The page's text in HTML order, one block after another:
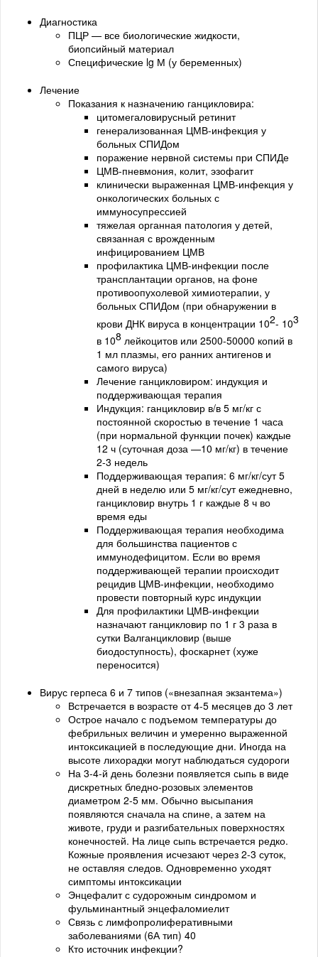
Диагностика
ПЦР — все биологические жидкости,
биопсийный материал
Специфические lg М (у беременных)
Лечение
Показания к назначению ганцикловира:
цитомегаловирусный ретинит
генерализованная ЦМВ-инфекция у
больных СПИДом
поражение нервной системы при СПИДе
ЦМВ-пневмония, колит, эзофагит
клинически выраженная ЦМВ-инфекция у
онкологических больных с
иммуносупрессией
тяжелая органная патология у детей,
связанная с врожденным
инфицированием ЦМВ
профилактика ЦМВ-инфекции после
трансплантации органов, на фоне
противоопухолевой химиотерапии, у
больных СПИДом (при обнаружении в
крови ДНК вируса в концентрации 102- 103
в 108 лейкоцитов или 2500-50000 копий в
1 мл плазмы, его ранних антигенов и
самого вируса)
Лечение ганцикловиром: индукция и
поддерживающая терапия
Индукция: ганцикловир в/в 5 мг/кг с
постоянной скоростью в течение 1 часа
(при нормальной функции почек) каждые
12 ч (суточная доза —10 мг/кг) в течение
2-3 недель
Поддерживающая терапия: 6 мг/кг/сут 5
дней в неделю или 5 мг/кг/сут ежедневно,
ганцикловир внутрь 1 г каждые 8 ч во
время еды
Поддерживающая терапия необходима
для большинства пациентов с
иммунодефицитом. Если во время
поддерживающей терапии происходит
рецидив ЦМВ-инфекции, необходимо
провести повторный курс индукции
Для профилактики ЦМВ-инфекции
назначают ганцикловир по 1 г 3 раза в
сутки Валганцикловир (выше
биодоступность), фоскарнет (хуже
переносится)
Вирус герпеса 6 и 7 типов («внезапная экзантема»)
Встречается в возрасте от 4-5 месяцев до 3 лет
Острое начало с подъемом температуры до
фебрильных величин и умеренно выраженной
интоксикацией в последующие дни. Иногда на
высоте лихорадки могут наблюдаться судороги
На 3-4-й день болезни появляется сыпь в виде
дискретных бледно-розовых элементов
диаметром 2-5 мм. Обычно высыпания
появляются сначала на спине, а затем на
животе, груди и разгибательных поверхностях
конечностей. На лице сыпь встречается редко.
Кожные проявления исчезают через 2-3 суток,
не оставляя следов. Одновременно уходят
симптомы интоксикации
Энцефалит с судорожным синдромом и
фульминантный энцефаломиелит
Связь с лимфопролиферативными
заболеваниями (6А тип) 40
Кто источник инфекции?